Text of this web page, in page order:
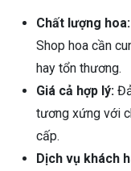
Chất lượng hoa:
Shop hoa cần
hay tổn thương.
Giá cả hợp lý:
tương xứng với
cấp.
Dịch vụ khách